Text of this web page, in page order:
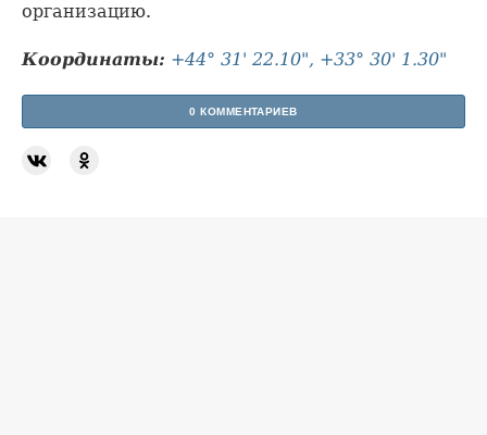
организацию.
Координаты: +44° 31' 22.10", +33° 30' 1.30"
0 КОММЕНТАРИЕВ